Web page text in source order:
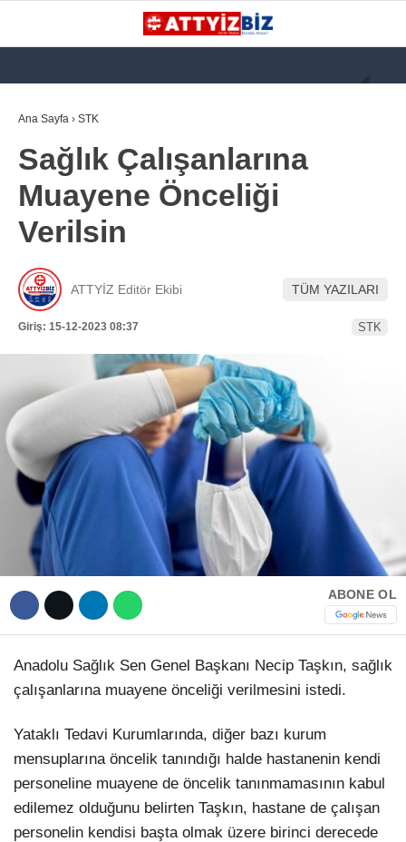
WhatsApp İhbar
Hattı
Facebook
TikTok
Dribbble
KATEGORİLER
GÜNDEM
112 ACİL
ATT
PARAMEDİK (AABT)
İLANLAR
TERCİH ROBOTU
Ana Sayfa › STK
Sağlık Çalışanlarına
Muayene Önceliği
Verilsin
ATTYİZ Editör Ekibi TÜM YAZILARI
Giriş: 15-12-2023 08:37 STK
ABONE OL
Anadolu Sağlık Sen Genel Başkanı Necip Taşkın, sağlık
çalışanlarına muayene önceliği verilmesini istedi.
Yataklı Tedavi Kurumlarında, diğer bazı kurum
mensuplarına öncelik tanındığı halde hastanenin kendi
personeline muayene de öncelik tanınmamasının kabul
edilemez olduğunu belirten Taşkın, hastane de çalışan
personelin kendisi başta olmak üzere birinci derecede